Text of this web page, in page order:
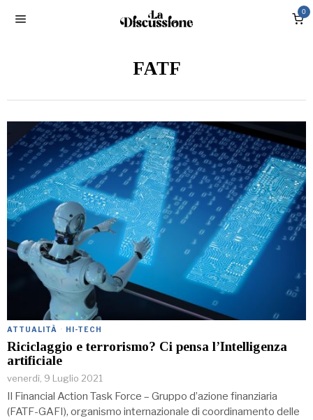
0
FATF
ATTUALITÀ · HI-TECH
Riciclaggio e terrorismo? Ci pensa l’Intelligenza
artificiale
venerdì, 9 Luglio 2021
Il Financial Action Task Force – Gruppo d’azione finanziaria
(FATF-GAFI), organismo internazionale di coordinamento delle